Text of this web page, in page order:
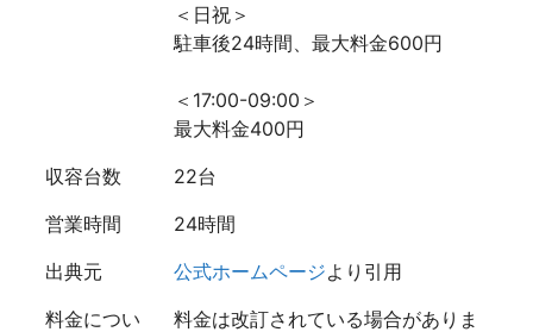
＜日祝＞
駐車後24時間、最大料金600円
＜17:00-09:00＞
最大料金400円
収容台数
22台
営業時間
24時間
出典元
公式ホームページより引用
料金につい
料金は改訂されている場合がありま